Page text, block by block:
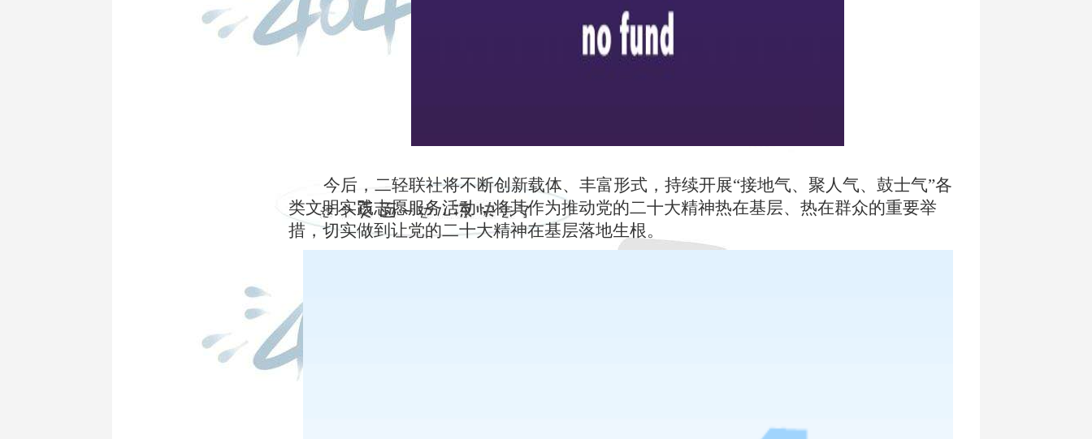
今后，二轻联社将不断创新载体、丰富形式，持续开展“接地气、聚人气、鼓士气”各
类文明实践志愿服务活动，将其作为推动党的二十大精神热在基层、热在群众的重要举
措，切实做到让党的二十大精神在基层落地生根。